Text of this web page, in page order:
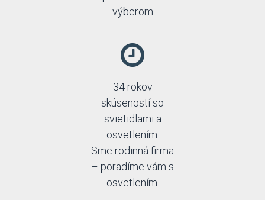
výberom
34 rokov
skúseností so
svietidlami a
osvetlením.
Sme rodinná firma
– poradíme vám s
osvetlením.